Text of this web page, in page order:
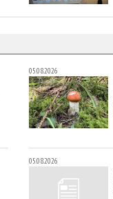
05.08.2026
05.08.2026